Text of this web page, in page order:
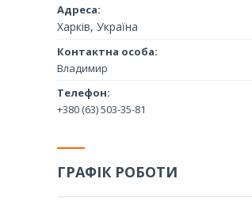
Харків, Україна
Владимир
+380 (63) 503-35-81
ГРАФІК РОБОТИ